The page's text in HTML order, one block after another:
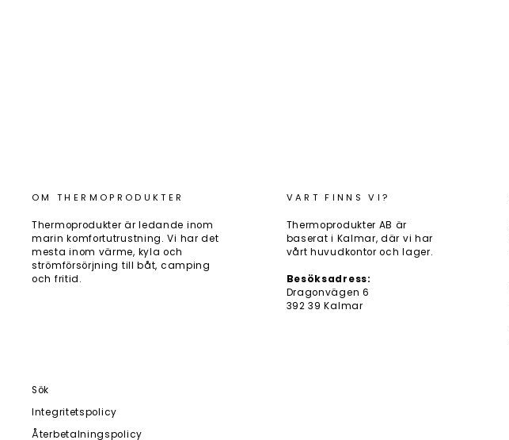
OM THERMOPRODUKTER
Thermoprodukter är ledande inom
marin komfortutrustning. Vi har det
mesta inom värme, kyla och
strömförsörjning till båt, camping
och fritid.
VART FINNS VI?
Thermoprodukter AB är
baserat i Kalmar, där vi har
vårt huvudkontor och lager.
Besöksadress:
Dragonvägen 6
392 39 Kalmar
Sök
Integritetspolicy
Återbetalningspolicy